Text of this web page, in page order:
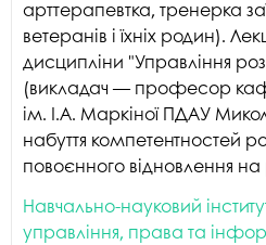
арттерапевтка, тренерка
ветеранів і їхніх родин).
дисципліни "Управління
(викладач — професор
ім. І.А. Маркіної ПДАУ
набуття компетентностей
повоєнного відновлення на
Навчально-науковий
управління, права та